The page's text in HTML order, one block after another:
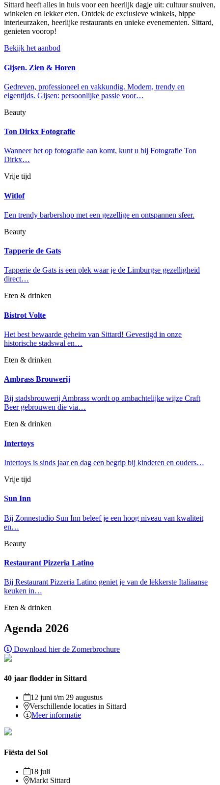
Sittard heeft alles in huis voor een heerlijk dagje uit: cultuur snuiven,
winkelen en lekker eten. Ontdek de exclusieve winkels, hippe
interieurzaken, heerlijke restaurants en unieke evenementen. Sittard,
genieten voorop!
Bekijk het aanbod
Gijsen. Zien & Horen
Gedreven, professioneel en vakkundig. Modern, trendy en
eigentijds. Gijsen: persoonlijke passie voor…
Beauty
Ton Dirkx Fotografie
Wanneer het op fotografie aan komt, kunt u bij Fotografie Ton
Dirkx…
Vrije tijd
Witlof
Een trendy barbershop met een gezellige en ontspannen sfeer.
Beauty
Tapperie de Gats
Tapperie de Gats is een plek waar je de Limburgse gezelligheid
direct…
Eten & drinken
Bistrot Volte
Het best bewaarde geheim van Sittard! Gevestigd in onze
historische stadswal en…
Eten & drinken
Ambrass Brouwerij
Bij stadsbrouwerij Ambrass wordt op ambachtelijke wijze Craft
Beer gebrouwen die via…
Eten & drinken
Intertoys
Intertoys is sinds jaar en dag een begrip bij kinderen en ouders…
Vrije tijd
Sun Inn
Bij Zonnestudio Sun Inn beleef je een hoog niveau van kwaliteit
en…
Beauty
Restaurant Pizzeria Latino
Bij Restaurant Pizzeria Latino geniet je van de lekkerste Italiaanse
keuken in…
Eten & drinken
Agenda 2026
Download hier de Zomerbrochure
40 jaar flodder in Sittard
12 juni t/m 29 augustus
Verschillende locaties in Sittard
Meer informatie
Fiësta del Sol
18 juli
Markt Sittard